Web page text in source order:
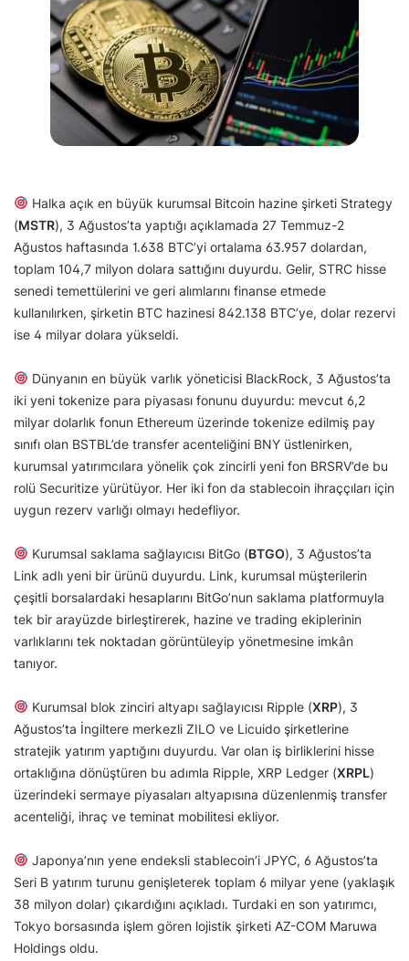
Halka açık en büyük kurumsal Bitcoin hazine şirketi Strategy
(MSTR), 3 Ağustos’ta yaptığı açıklamada 27 Temmuz-2
Ağustos haftasında 1.638 BTC’yi ortalama 63.957 dolardan,
toplam 104,7 milyon dolara sattığını duyurdu. Gelir, STRC hisse
senedi temettülerini ve geri alımlarını finanse etmede
kullanılırken, şirketin BTC hazinesi 842.138 BTC’ye, dolar rezervi
ise 4 milyar dolara yükseldi.
Dünyanın en büyük varlık yöneticisi BlackRock, 3 Ağustos’ta
iki yeni tokenize para piyasası fonunu duyurdu: mevcut 6,2
milyar dolarlık fonun Ethereum üzerinde tokenize edilmiş pay
sınıfı olan BSTBL’de transfer acenteliğini BNY üstlenirken,
kurumsal yatırımcılara yönelik çok zincirli yeni fon BRSRV’de bu
rolü Securitize yürütüyor. Her iki fon da stablecoin ihraççıları için
uygun rezerv varlığı olmayı hedefliyor.
Kurumsal saklama sağlayıcısı BitGo (BTGO), 3 Ağustos’ta
Link adlı yeni bir ürünü duyurdu. Link, kurumsal müşterilerin
çeşitli borsalardaki hesaplarını BitGo’nun saklama platformuyla
tek bir arayüzde birleştirerek, hazine ve trading ekiplerinin
varlıklarını tek noktadan görüntüleyip yönetmesine imkân
tanıyor.
Kurumsal blok zinciri altyapı sağlayıcısı Ripple (XRP), 3
Ağustos’ta İngiltere merkezli ZILO ve Licuido şirketlerine
stratejik yatırım yaptığını duyurdu. Var olan iş birliklerini hisse
ortaklığına dönüştüren bu adımla Ripple, XRP Ledger (XRPL)
üzerindeki sermaye piyasaları altyapısına düzenlenmiş transfer
acenteliği, ihraç ve teminat mobilitesi ekliyor.
Japonya’nın yene endeksli stablecoin’i JPYC, 6 Ağustos’ta
Seri B yatırım turunu genişleterek toplam 6 milyar yene (yaklaşık
38 milyon dolar) çıkardığını açıkladı. Turdaki en son yatırımcı,
Tokyo borsasında işlem gören lojistik şirketi AZ-COM Maruwa
Holdings oldu.